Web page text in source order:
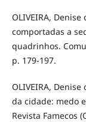
OLIVEIRA,
comportadas a
quadrinhos.
p. 179-197.
OLIVEIRA,
da cidade: medo
Revista Famecos